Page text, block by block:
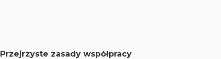
Przejrzyste zasady współpracy